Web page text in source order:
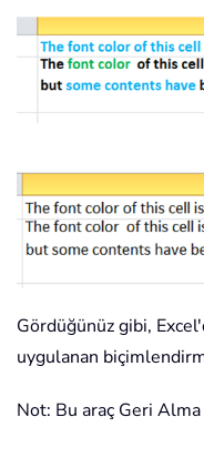
Gördüğünüz gibi,
uygulanan
Not: Bu araç Geri